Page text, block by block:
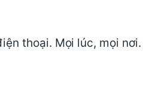
thoại. Mọi lúc, mọi nơi.